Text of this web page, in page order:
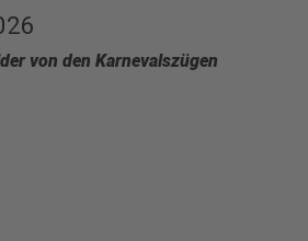
von den Karnevalszügen